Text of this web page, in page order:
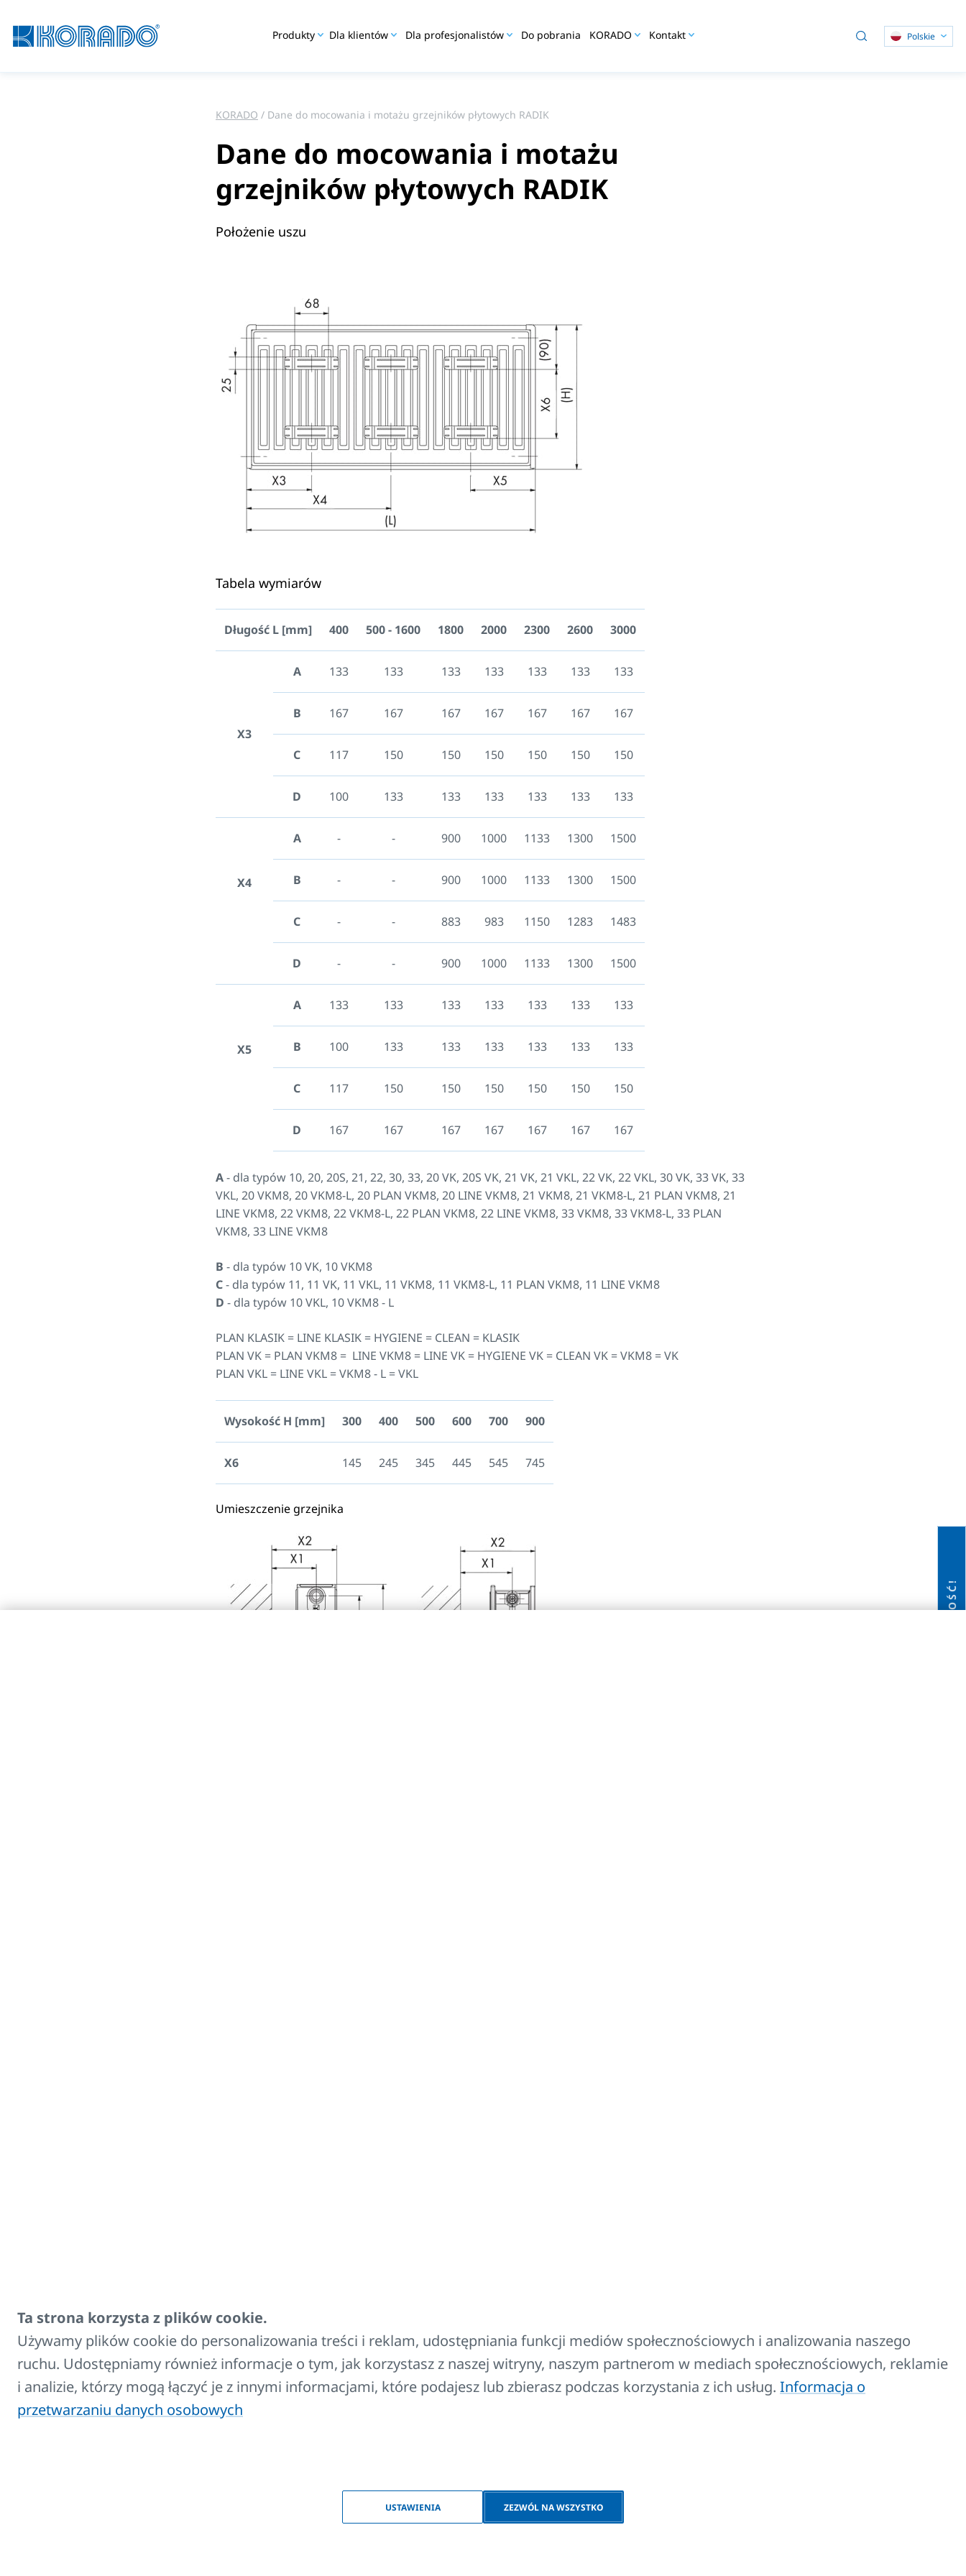
Produkty Dla klientów Dla profesjonalistów Do pobrania KORADO Kontakt Polskie
KORADO Dane do mocowania i motażu grzejników płytowych RADIK
Dane do mocowania i motażu
grzejników płytowych RADIK
Położenie uszu
Tabela wymiarów
Długość L [mm] 400 500 - 1600 1800 2000 2300 2600 3000
X3
A 133 133 133 133 133 133 133
B 167 167 167 167 167 167 167
C 117 150 150 150 150 150 150
D 100 133 133 133 133 133 133
X4
A - - 900 1000 1133 1300 1500
B - - 900 1000 1133 1300 1500
C - - 883 983 1150 1283 1483
D - - 900 1000 1133 1300 1500
X5
A 133 133 133 133 133 133 133
B 100 133 133 133 133 133 133
C 117 150 150 150 150 150 150
D 167 167 167 167 167 167 167
A- dla typów 10, 20, 20S, 21, 22, 30, 33, 20 VK, 20S VK, 21 VK, 21 VKL, 22 VK, 22 VKL, 30 VK, 33 VK, 33
VKL, 20 VKM8, 20 VKM8-L, 20 PLAN VKM8, 20 LINE VKM8, 21 VKM8, 21 VKM8-L, 21 PLAN VKM8, 21
LINE VKM8, 22 VKM8, 22 VKM8-L, 22 PLAN VKM8, 22 LINE VKM8, 33 VKM8, 33 VKM8-L, 33 PLAN
VKM8, 33 LINE VKM8
B - dla typów 10 VK, 10 VKM8
C- dla typów 11, 11 VK, 11 VKL, 11 VKM8, 11 VKM8-L, 11 PLAN VKM8, 11 LINE VKM8
D - dla typów 10 VKL, 10 VKM8 - L
PLAN KLASIK = LINE KLASIK = HYGIENE = CLEAN = KLASIK
PLAN VK = PLAN VKM8 = LINE VKM8 = LINE VK = HYGIENE VK = CLEAN VK = VKM8 = VK
PLAN VKL = LINE VKL = VKM8 - L = VKL
Wysokość H [mm] 300 400 500 600 700 900
X6 145 245 345 445 545 745
Umieszczenie grzejnika
Typ
10 20 S 30
10 VK 20 S VK 30 VK
X1
Wartość X2 są przy modelach HYGIENE i HYGIENE VK większe o 2 mm.
NOWOŚĆ!
Ta strona korzysta z plików cookie.
Używamy plików cookie do personalizowania treści i reklam, udostępniania funkcji mediów społecznościowych i analizowania naszego
ruchu. Udostępniamy również informacje o tym, jak korzystasz z naszej witryny, naszym partnerom w mediach społecznościowych, reklamie
i analizie, którzy mogą łączyć je z innymi informacjami, które podajesz lub zbierasz podczas korzystania z ich usług. Informacja o
przetwarzaniu danych osobowych
USTAWIENIA ZEZWÓL NA WSZYSTKO